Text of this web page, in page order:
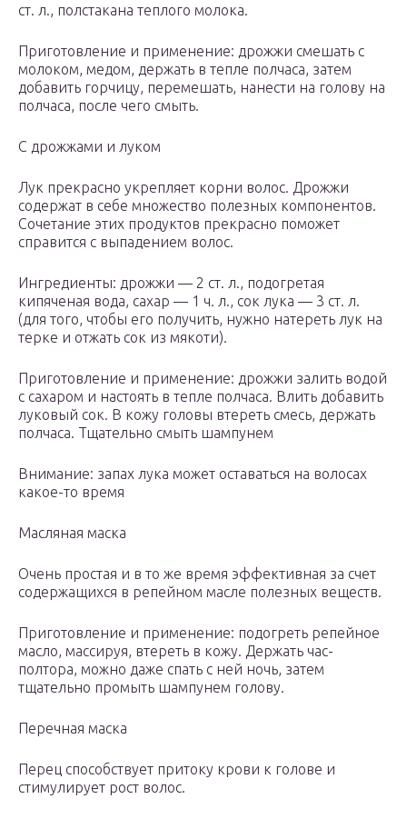
ст. л., полстакана теплого молока.
Приготовление и применение: дрожжи смешать с
молоком, медом, держать в тепле полчаса, затем
добавить горчицу, перемешать, нанести на голову на
полчаса, после чего смыть.
С дрожжами и луком
Лук прекрасно укрепляет корни волос. Дрожжи
содержат в себе множество полезных компонентов.
Сочетание этих продуктов прекрасно поможет
справится с выпадением волос.
Ингредиенты: дрожжи — 2 ст. л., подогретая
кипяченая вода, сахар — 1 ч. л., сок лука — 3 ст. л.
(для того, чтобы его получить, нужно натереть лук на
терке и отжать сок из мякоти).
Приготовление и применение: дрожжи залить водой
с сахаром и настоять в тепле полчаса. Влить добавить
луковый сок. В кожу головы втереть смесь, держать
полчаса. Тщательно смыть шампунем
Внимание: запах лука может оставаться на волосах
какое-то время
Масляная маска
Очень простая и в то же время эффективная за счет
содержащихся в репейном масле полезных веществ.
Приготовление и применение: подогреть репейное
масло, массируя, втереть в кожу. Держать час-
полтора, можно даже спать с ней ночь, затем
тщательно промыть шампунем голову.
Перечная маска
Перец способствует притоку крови к голове и
стимулирует рост волос.